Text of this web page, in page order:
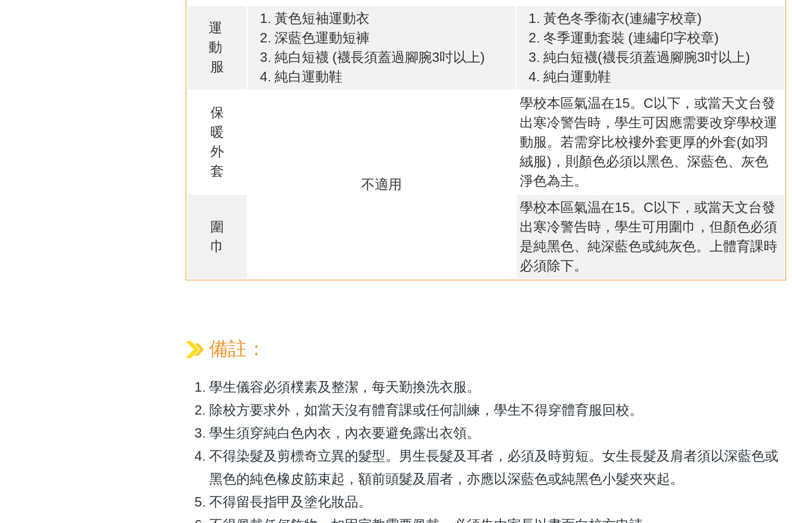
運
動
服
黃色短袖運動衣
深藍色運動短褲
純白短襪 (襪長須蓋過腳腕3吋以上)
純白運動鞋
黃色冬季衞衣(連繡字校章)
冬季運動套裝 (連繡印字校章)
純白短襪(襪長須蓋過腳腕3吋以上)
純白運動鞋
保
暖
外
套
不適用
學校本區氣温在15。C以下，或當天文台發
出寒冷警告時，學生可因應需要改穿學校運
動服。若需穿比校褸外套更厚的外套(如羽
絨服)，則顏色必須以黑色、深藍色、灰色
淨色為主。
圍
巾
學校本區氣温在15。C以下，或當天文台發
出寒冷警告時，學生可用圍巾，但顏色必須
是純黑色、純深藍色或純灰色。上體育課時
必須除下。
備註：
學生儀容必須樸素及整潔，每天勤換洗衣服。
除校方要求外，如當天沒有體育課或任何訓練，學生不得穿體育服回校。
學生須穿純白色內衣，內衣要避免露出衣領。
不得染髮及剪標奇立異的髮型。男生長髮及耳者，必須及時剪短。女生長髮及肩者須以深藍色或
黑色的純色橡皮筋束起，額前頭髮及眉者，亦應以深藍色或純黑色小髮夾夾起。
不得留長指甲及塗化妝品。